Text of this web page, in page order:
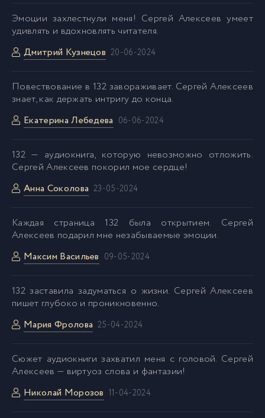
41 anekseev_utoli_pechali_040
anekseev_utoli_pechali_041
43 anekseev_utoli_pechali_042
45 anekseev_utoli_pechali_044
51 anekseev_utoli_pechali_050
Эмоции захлестнули меня! Сергей Алексеев умеет
удивлять и вдохновлять читателя.
Дмитрий Кузнецов 20-06-2024
Повествование в 132 завораживает. Сергей Алексеев
знает, как держать интригу до конца.
Екатерина Лебедева 06-06-2024
132 — аудиокнига, которую невозможно отложить.
Сергей Алексеев покорил мое сердце!
Анна Соколова 23-05-2024
Каждая страница 132 была открытием. Сергей
Алексеев подарил мне незабываемые эмоции.
Максим Васильев 09-05-2024
132 заставила задуматься о жизни. Сергей Алексеев
пишет глубоко и проникновенно.
Мария Фролова 25-04-2024
Cюжет аудиокниги захватил меня с головой. Сергей
Алексеев — виртуоз слова и фантазии!
Николай Морозов 11-04-2024